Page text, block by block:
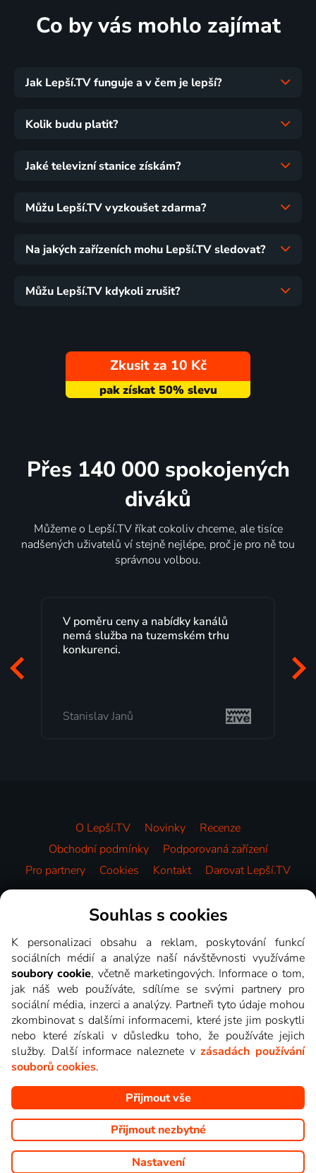
Co by vás mohlo zajímat
Jak Lepší.TV funguje a v čem je lepší?
Kolik budu platit?
Jaké televizní stanice získám?
Můžu Lepší.TV vyzkoušet zdarma?
Na jakých zařízeních mohu Lepší.TV sledovat?
Můžu Lepší.TV kdykoli zrušit?
Zkusit za 10 Kč
Přes 140 000 spokojených
diváků
Můžeme o Lepší.TV říkat cokoliv chceme, ale tisíce
nadšených uživatelů ví stejně nejlépe, proč je pro ně tou
správnou volbou.
V poměru ceny a nabídky kanálů
nemá služba na tuzemském trhu
konkurenci.
Stanislav Janů
O Lepší.TV Novinky
Recenze
Obchodní podmínky
Podporovaná zařízení
Pro partnery
Cookies Kontakt Darovat Lepší.TV
Videotéka
Copyright © goNET s.r.o. Na tomto webu jsou zobrazovány
obrázky z pořadů TV stanic, které můžete sledovat v Lepší.TV.
Souhlas s cookies
K personalizaci obsahu a reklam, poskytování funkcí
sociálních médií a analýze naší návštěvnosti využíváme
soubory cookie, včetně marketingových. Informace o tom,
jak náš web používáte, sdílíme se svými partnery pro
sociální média, inzerci a analýzy. Partneři tyto údaje mohou
zkombinovat s dalšími informacemi, které jste jim poskytli
nebo které získali v důsledku toho, že používáte jejich
služby. Další informace naleznete vzásadách používání
souborů cookies.
Přijmout vše
Přijmout nezbytné
Nastavení